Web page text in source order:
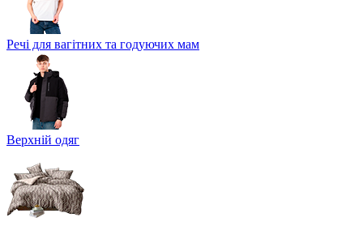
Речі для вагітних та годуючих мам
Верхній одяг